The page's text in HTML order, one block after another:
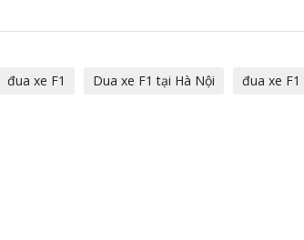
đua xe F1 Dua xe F1 tại Hà Nội đua xe